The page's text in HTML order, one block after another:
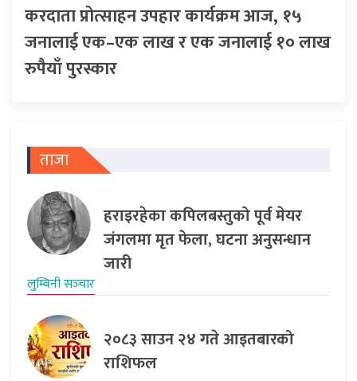
करदाता प्रोत्साहन उपहार कार्यक्रम आज, १५
जनालाई एक–एक लाख र एक जनालाई १० लाख
रुपैयाँ पुरस्कार
ताजा
हराइरहेका कपिलबस्तुको पूर्व मेयर
जंगलमा मृत फेला, घटना अनुसन्धान
जारी
लुम्बिनी सञ्‍चार
२०८३ साउन २४ गते आइतबारको
राशिफल